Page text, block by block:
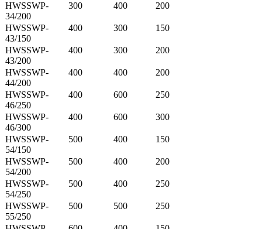
HWSSWP-
34/200
300 400 200
HWSSWP-
43/150
400 300 150
HWSSWP-
43/200
400 300 200
HWSSWP-
44/200
400 400 200
HWSSWP-
46/250
400 600 250
HWSSWP-
46/300
400 600 300
HWSSWP-
54/150
500 400 150
HWSSWP-
54/200
500 400 200
HWSSWP-
54/250
500 400 250
HWSSWP-
55/250
500 500 250